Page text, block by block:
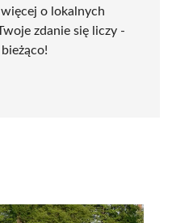
o lokalnych
zdanie się liczy -